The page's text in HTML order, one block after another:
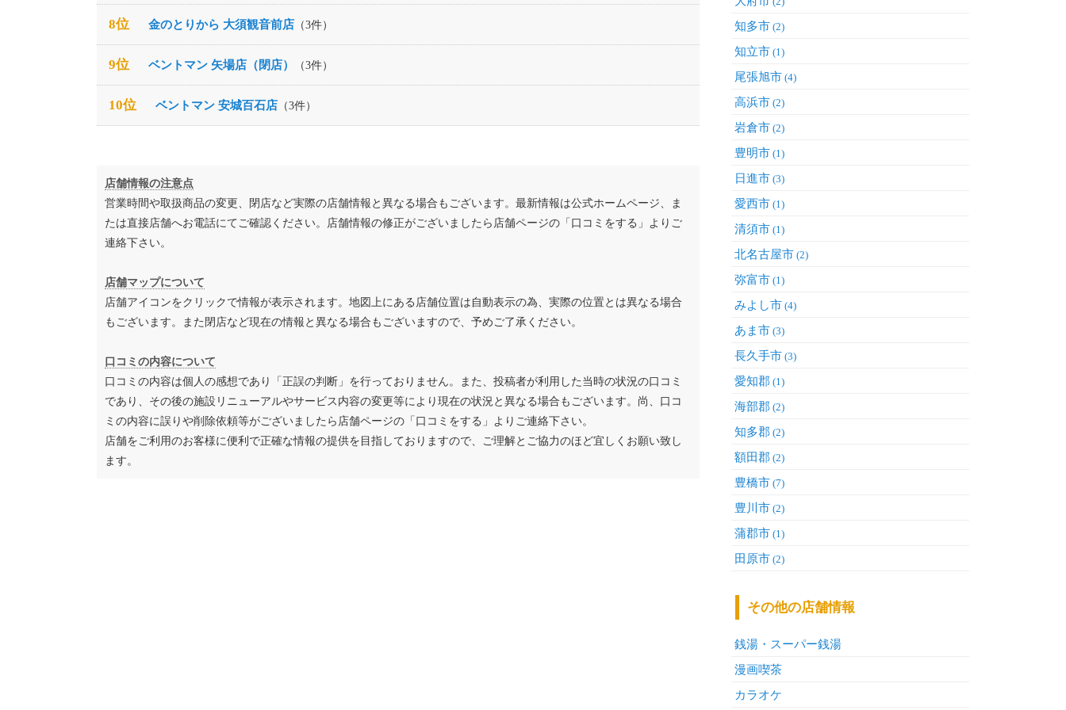
8位 金のとりから 大須観音前店 （3件）
9位 ベントマン 矢場店（閉店） （3件）
10位 ベントマン 安城百石店 （3件）
店舗情報の注意点
営業時間や取扱商品の変更、閉店など実際の店舗情報と異なる場合もございます。最新情報は公式ホームページ、ま
たは直接店舗へお電話にてご確認ください。店舗情報の修正がございましたら店舗ページの「口コミをする」よりご
連絡下さい。
店舗マップについて
店舗アイコンをクリックで情報が表示されます。地図上にある店舗位置は自動表示の為、実際の位置とは異なる場合
もございます。また閉店など現在の情報と異なる場合もございますので、予めご了承ください。
口コミの内容について
口コミの内容は個人の感想であり「正誤の判断」を行っておりません。また、投稿者が利用した当時の状況の口コミ
であり、その後の施設リニューアルやサービス内容の変更等により現在の状況と異なる場合もございます。尚、口コ
ミの内容に誤りや削除依頼等がございましたら店舗ページの「口コミをする」よりご連絡下さい。
店舗をご利用のお客様に便利で正確な情報の提供を目指しておりますので、ご理解とご協力のほど宜しくお願い致し
ます。
知多市 (2)
知立市 (1)
尾張旭市 (4)
高浜市 (2)
岩倉市 (2)
豊明市 (1)
日進市 (3)
愛西市 (1)
清須市 (1)
北名古屋市 (2)
弥富市 (1)
みよし市 (4)
あま市 (3)
長久手市 (3)
愛知郡 (1)
海部郡 (2)
知多郡 (2)
額田郡 (2)
豊橋市 (7)
豊川市 (2)
蒲郡市 (1)
田原市 (2)
その他の店舗情報
銭湯・スーパー銭湯
漫画喫茶
カラオケ